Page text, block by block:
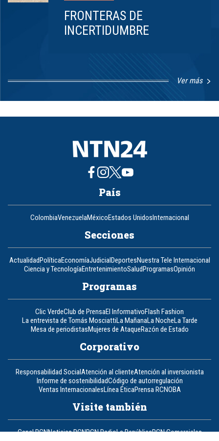
FRONTERAS DE
INCERTIDUMBRE
Ver más
1
8
País
ColombiaVenezuelaMéxicoEstados UnidosInternacional
Secciones
ActualidadPolíticaEconomíaJudicialDeportesNuestra Tele Internacional
Ciencia y TecnologíaEntretenimientoSaludProgramasOpinión
Programas
Clic VerdeClub de PrensaEl InformativoFlash Fashion
La entrevista de Tomás MosciattiLa MañanaLa NocheLa Tarde
Mesa de periodistasMujeres de AtaqueRazón de Estado
Corporativo
Responsabilidad SocialAtención al clienteAtención al inversionista
Informe de sostenibilidadCódigo de autorregulación
Ventas InternacionalesLínea ÉticaPrensa RCNOBA
Visite también
Canal RCNNoticias RCNRCN RadioLa RepúblicaRCN Comerciales